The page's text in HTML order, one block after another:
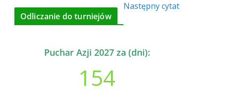
Następny cytat
Odliczanie do turniejów
Puchar Azji 2027 za (dni):
154